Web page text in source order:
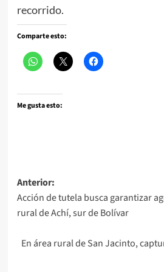
recorrido.
Comparte esto:
Me gusta esto:
Navegación
de
entradas
Anterior:
Acción de tutela busca garantizar
rural de Achí, sur de Bolívar
En área rural de San Jacinto,